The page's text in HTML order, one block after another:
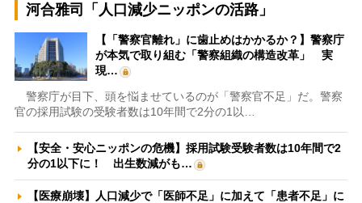
河合雅司「人口減少ニッポンの活路」
【「警察官離れ」に歯止めはかかるか？】警察庁
が本気で取り組む「警察組織の構造改革」 実
現…
警察庁が目下、頭を悩ませているのが「警察官不足」だ。警察
官の採用試験の受験者数は10年間で2分の1以…
【安全・安心ニッポンの危機】採用試験受験者数は10年間で2
分の1以下に！ 出生数減がも…
【医療崩壊】人口減少で「医師不足」に加えて「患者不足」に